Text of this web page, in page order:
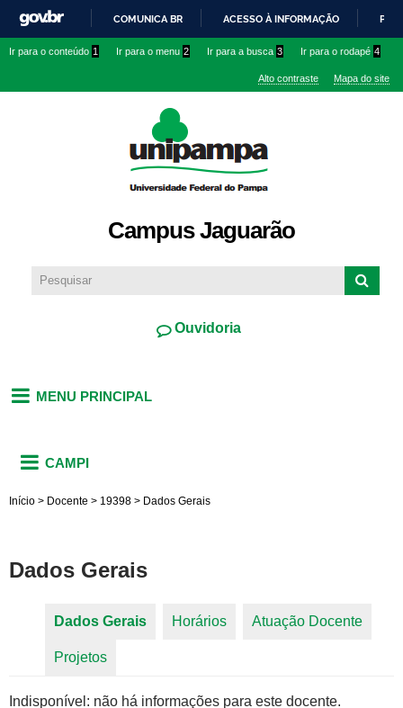
conteúdo
IR
O
COMUNICA BR ACESSO À INFORMAÇÃO
Ir para o conteúdo 1 Ir para o menu 2 Ir para a busca 3 Ir para o rodapé 4
Alto contraste Mapa do site
Campus Jaguarão
Ouvidoria
MENU PRINCIPAL
CAMPI
Início > Docente > 19398 > Dados Gerais
Dados Gerais
Dados Gerais (aba ativa)
Horários Atuação Docente
Projetos
Indisponível: não há informações para este docente.